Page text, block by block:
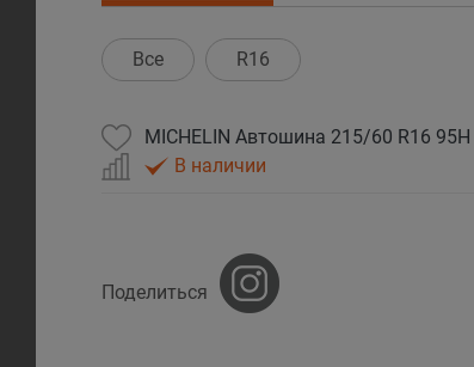
Все R16
MICHELIN Автошина 215/60 R16 95H
В наличии
Поделиться